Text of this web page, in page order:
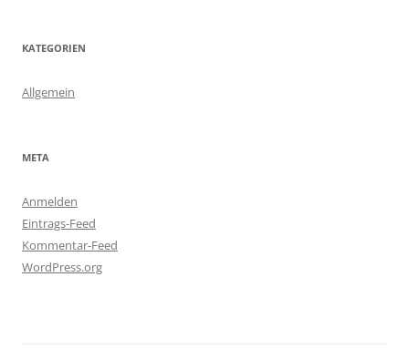
KATEGORIEN
Allgemein
META
Anmelden
Eintrags-Feed
Kommentar-Feed
WordPress.org